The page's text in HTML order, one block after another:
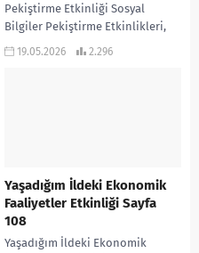
Pekiştirme Etkinliği Sosyal
Bilgiler Pekiştirme Etkinlikleri,
Türkiye’de ve Dünyada Barış
19.05.2026 2.296
Yaşadığım İldeki Ekonomik
Faaliyetler Etkinliği Sayfa
108
Yaşadığım İldeki Ekonomik